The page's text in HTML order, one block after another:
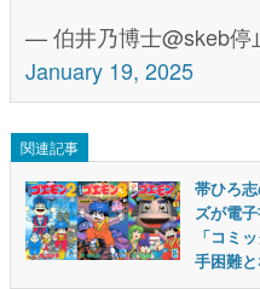
— 伯井乃博士@skeb停
January 19, 2025
関連記事
帯ひろ
ズが電
「コミ
手困難